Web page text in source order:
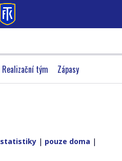
Realizační tým Zápasy
statistiky | pouze doma |